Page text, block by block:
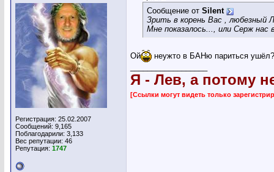
Регистрация: 25.02.2007
Сообщений: 9,165
Поблагодарили: 3,133
Вес репутации: 46
Репутация: 1747
Сообщение от Silent
Зрить в корень Вас , любезный
Мне показалось..., или Серж нас
Ой
неужто в БАНю париться ушёл?
Я - Лев, а потому
[Ссылки могут видеть только